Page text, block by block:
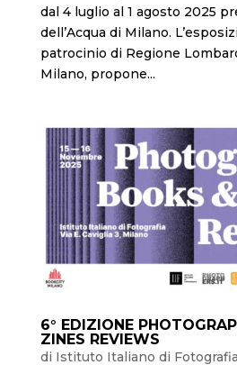
dal 4 luglio al 1 agosto 2025
dell’Acqua di Milano.
patrocinio di Regione
Milano, propone...
6° EDIZIONE
ZINES REVIEWS
di Istituto Italiano di Fotografia